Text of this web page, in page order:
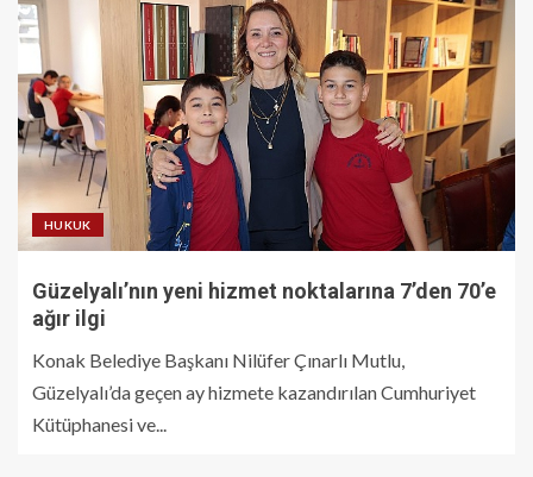
HUKUK
Güzelyalı’nın yeni hizmet noktalarına 7’den 70’e
ağır ilgi
Konak Belediye Başkanı Nilüfer Çınarlı Mutlu,
Güzelyalı’da geçen ay hizmete kazandırılan Cumhuriyet
Kütüphanesi ve...